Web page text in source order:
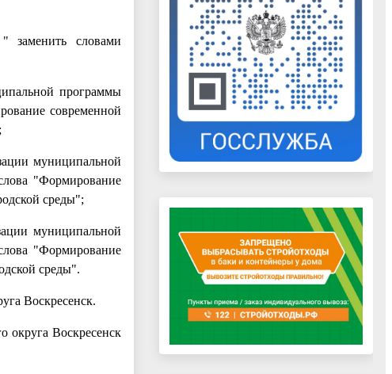
заменить словами
программы
современной
муниципальной
"Формирование
среды";
муниципальной
"Формирование
среды".
Воскресенск.
округа Воскресенск